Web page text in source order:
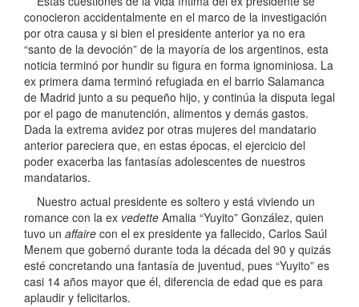
conocieron accidentalmente en el marco de la investigación
por otra causa y si bien el presidente anterior ya no era
“santo de la devoción” de la mayoría de los argentinos, esta
noticia terminó por hundir su figura en forma ignominiosa. La
ex primera dama terminó refugiada en el barrio Salamanca
de Madrid junto a su pequeño hijo, y continúa la disputa legal
por el pago de manutención, alimentos y demás gastos.
Dada la extrema avidez por otras mujeres del mandatario
anterior pareciera que, en estas épocas, el ejercicio del
poder exacerba las fantasías adolescentes de nuestros
mandatarios.
Nuestro actual presidente es soltero y está viviendo un
romance con la ex vedette Amalia “Yuyito” González, quien
tuvo un affaire con el ex presidente ya fallecido, Carlos Saúl
Menem que gobernó durante toda la década del 90 y quizás
esté concretando una fantasía de juventud, pues “Yuyito” es
casi 14 años mayor que él, diferencia de edad que es para
aplaudir y felicitarlos.